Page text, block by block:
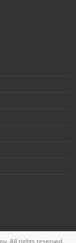
All rights reserved.